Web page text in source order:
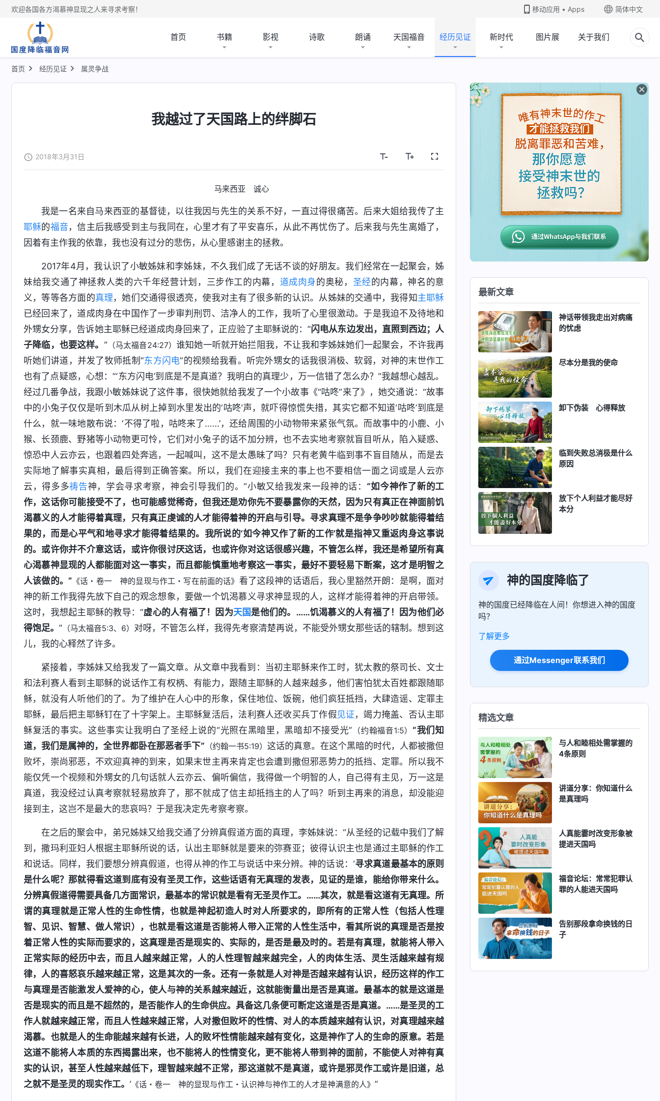
欢迎各国各方渴慕神显现之人来寻求考察！ 移动应用 • Apps 简体中文
首页 书籍 影视 诗歌 朗诵 天国福音 经历见证 新时代 图片展 关于我们
首页 经历见证 属灵争战
我越过了天国路上的绊脚石
2018年3月31日
马来西亚 诚心
我是一名来自马来西亚的基督徒，以往我因与先生的关系不好，一直过得很痛苦。后来大姐给我传了主
耶稣的福音，信主后我感受到主与我同在，心里才有了平安喜乐，从此不再忧伤了。后来我与先生离婚了，
因着有主作我的依靠，我也没有过分的悲伤，从心里感谢主的拯救。
2017年4月，我认识了小敏姊妹和李姊妹，不久我们成了无话不谈的好朋友。我们经常在一起聚会，姊
妹给我交通了神拯救人类的六千年经营计划，三步作工的内幕， 道成肉身的奥秘， 圣经的内幕，神名的意
义，等等各方面的真理，她们交通得很透亮，使我对主有了很多新的认识。从姊妹的交通中，我得知主耶稣
已经回来了，道成肉身在中国作了一步审判刑罚、洁净人的工作，我听了心里很激动。于是我迫不及待地和
外甥女分享，告诉她主耶稣已经道成肉身回来了，正应验了主耶稣说的：“闪电从东边发出，直照到西边；人
子降临，也要这样。 ” （马太福音24:27）谁知她一听就开始拦阻我，不让我和李姊妹她们一起聚会，不许我再
听她们讲道，并发了牧师抵制“东方闪电”的视频给我看。听完外甥女的话我很消极、软弱，对神的末世作工
也有了点疑惑，心想：“‘东方闪电’到底是不是真道？我明白的真理少，万一信错了怎么办？”我越想心越乱。
经过几番争战，我跟小敏姊妹说了这件事，很快她就给我发了一个小故事《“咕咚”来了》，她交通说：“故事
中的小兔子仅仅是听到木瓜从树上掉到水里发出的‘咕咚’声，就吓得惊慌失措，其实它都不知道‘咕咚’到底是
什么，就一味地散布说：‘不得了啦，咕咚来了……’，还给周围的小动物带来紧张气氛。而故事中的小鹿、小
猴、长颈鹿、野猪等小动物更可怜，它们对小兔子的话不加分辨，也不去实地考察就盲目听从，陷入疑惑、
惊恐中人云亦云，也跟着四处奔逃，一起喊叫，这不是太愚昧了吗？只有老黄牛临到事不盲目随从，而是去
实际地了解事实真相，最后得到正确答案。所以，我们在迎接主来的事上也不要相信一面之词或是人云亦
云，得多多祷告神，学会寻求考察，神会引导我们的。”小敏又给我发来一段神的话： “如今神作了新的工
作，这话你可能接受不了，也可能感觉稀奇，但我还是劝你先不要暴露你的天然，因为只有真正在神面前饥
渴慕义的人才能得着真理，只有真正虔诚的人才能得着神的开启与引导。寻求真理不是争争吵吵就能得着结
果的，而是心平气和地寻求才能得着结果的。我所说的‘如今神又作了新的工作’就是指神又重返肉身这事说
的。或许你并不介意这话，或许你很讨厌这话，也或许你对这话很感兴趣，不管怎么样，我还是希望所有真
心渴慕神显现的人都能面对这一事实，而且都能慎重地考察这一事实，最好不要轻易下断案，这才是明智之
人该做的。” 《话・卷一 神的显现与作工・写在前面的话》 看了这段神的话语后，我心里豁然开朗：是啊，面对
神的新工作我得先放下自己的观念想象，要做一个饥渴慕义寻求神显现的人，这样才能得着神的开启带领。
这时，我想起主耶稣的教导：“虚心的人有福了！因为天国是他们的。……饥渴慕义的人有福了！因为他们必
得饱足。” （马太福音5:3、6） 对呀，不管怎么样，我得先考察清楚再说，不能受外甥女那些话的辖制。想到这
儿，我的心释然了许多。
紧接着，李姊妹又给我发了一篇文章。从文章中我看到：当初主耶稣来作工时，犹太教的祭司长、文士
和法利赛人看到主耶稣的说话作工有权柄、有能力，跟随主耶稣的人越来越多，他们害怕犹太百姓都跟随耶
稣，就没有人听他们的了。为了维护在人心中的形象，保住地位、饭碗，他们疯狂抵挡，大肆造谣、定罪主
耶稣，最后把主耶稣钉在了十字架上。主耶稣复活后，法利赛人还收买兵丁作假见证，竭力掩盖、否认主耶
稣复活的事实。这些事实让我明白了圣经上说的“光照在黑暗里，黑暗却不接受光” （约翰福音1:5） “我们知
道，我们是属神的，全世界都卧在那恶者手下” （约翰一书5:19） 这话的真意。在这个黑暗的时代，人都被撒但
败坏，崇尚邪恶，不欢迎真神的到来，如果末世主再来肯定也会遭到撒但邪恶势力的抵挡、定罪。所以我不
能仅凭一个视频和外甥女的几句话就人云亦云、偏听偏信，我得做一个明智的人，自己得有主见，万一这是
真道，我没经过认真考察就轻易放弃了，那不就成了信主却抵挡主的人了吗？听到主再来的消息，却没能迎
接到主，这岂不是最大的悲哀吗？于是我决定先考察考察。
在之后的聚会中，弟兄姊妹又给我交通了分辨真假道方面的真理，李姊妹说：“从圣经的记载中我们了解
到，撒玛利亚妇人根据主耶稣所说的话，认出主耶稣就是要来的弥赛亚；彼得认识主也是通过主耶稣的作工
和说话。同样，我们要想分辨真假道，也得从神的作工与说话中来分辨。神的话说：‘寻求真道最基本的原则
是什么呢？那就得看这道到底有没有圣灵工作，这些话语有无真理的发表，见证的是谁，能给你带来什么。
分辨真假道得需要具备几方面常识，最基本的常识就是看有无圣灵作工。……其次，就是看这道有无真理。所
谓的真理就是正常人性的生命性情，也就是神起初造人时对人所要求的，即所有的正常人性（包括人性理
智、见识、智慧、做人常识），也就是看这道是否能将人带入正常的人性生活中，看其所说的真理是否是按
着正常人性的实际而要求的，这真理是否是现实的、实际的，是否是最及时的。若是有真理，就能将人带入
正常实际的经历中去，而且人越来越正常，人的人性理智越来越完全，人的肉体生活、灵生活越来越有规
律，人的喜怒哀乐越来越正常，这是其次的一条。还有一条就是人对神是否越来越有认识，经历这样的作工
与真理是否能激发人爱神的心，使人与神的关系越来越近，这就能衡量出是否是真道。最基本的就是这道是
否是现实的而且是不超然的，是否能作人的生命供应。具备这几条便可断定这道是否是真道。……是圣灵的工
作人就越来越正常，而且人性越来越正常，人对撒但败坏的性情、对人的本质越来越有认识，对真理越来越
渴慕。也就是人的生命能越来越有长进，人的败坏性情能越来越有变化，这是神作了人的生命的原意。若是
这道不能将人本质的东西揭露出来，也不能将人的性情变化，更不能将人带到神的面前，不能使人对神有真
实的认识，甚至人性越来越低下，理智越来越不正常，那这道就不是真道，或许是邪灵作工或许是旧道，总
之就不是圣灵的现实作工。 ’ 《话・卷一 神的显现与作工・认识神与神作工的人才是神满意的人》 ”
最新文章
神话带领我走出对病痛
的忧虑
尽本分是我的使命
卸下伪装 心得释放
临到失败总消极是什么
原因
放下个人利益才能尽好
本分
神的国度降临了
神的国度已经降临在人间！你想进入神的国度
吗？
了解更多
通过Messenger联系我们
精选文章
与人和睦相处需掌握的
4条原则
讲道分享：你知道什么
是真理吗
人真能霎时改变形象被
提进天国吗
福音论坛：常常犯罪认
罪的人能进天国吗
告别那段拿命换钱的日
子